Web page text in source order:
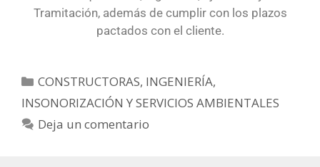
Tramitación, además de cumplir con los plazos
pactados con el cliente.
CONSTRUCTORAS, INGENIERÍA,
INSONORIZACIÓN Y SERVICIOS AMBIENTALES
Deja un comentario